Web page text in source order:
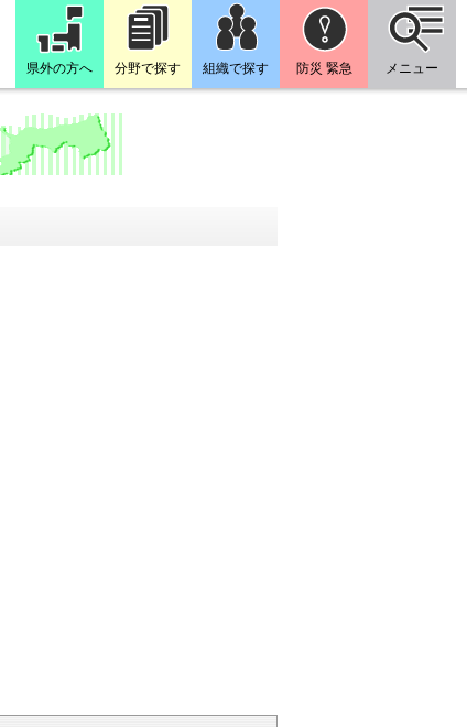
県外の方へ 分野で探す 組織で探す 防災 緊急 メニュー